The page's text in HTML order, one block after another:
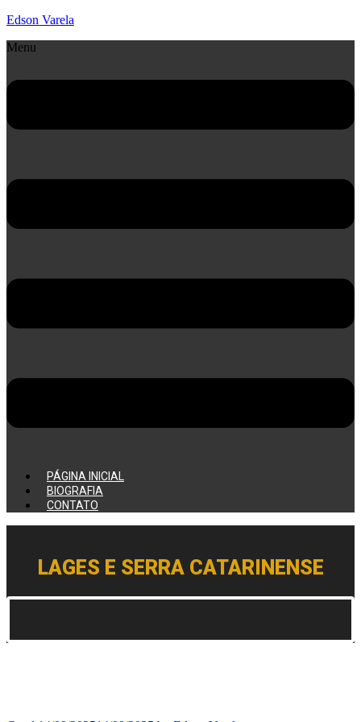
Edson Varela
Menu
PÁGINA INICIAL
BIOGRAFIA
CONTATO
LAGES E SERRA CATARINENSE